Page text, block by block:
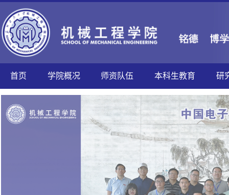
首页 学院概况 师资队伍 本科生教育 研